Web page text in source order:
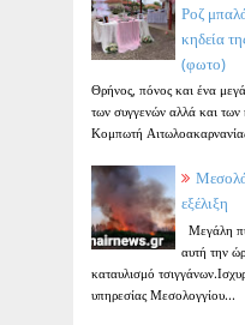
Ροζ
κηδεία
(φωτο)
Θρήνος, πόνος και ένα
των συγγενών αλλά και των
Κομπωτή
εξέλιξη
Μεγάλη
αυτή την
καταυλισμό
υπηρεσίας Μεσολογγίου...